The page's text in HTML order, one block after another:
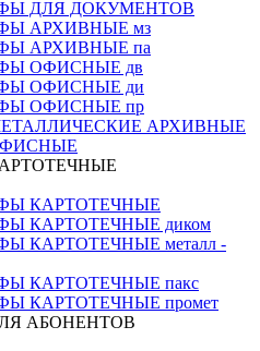
ДЛЯ ДОКУМЕНТОВ
АРХИВНЫЕ мз
АРХИВНЫЕ па
ОФИСНЫЕ дв
ОФИСНЫЕ ди
ОФИСНЫЕ пр
АРХИВНЫЕ
КАРТОТЕЧНЫЕ
КАРТОТЕЧНЫЕ диком
КАРТОТЕЧНЫЕ металл -
КАРТОТЕЧНЫЕ пакс
КАРТОТЕЧНЫЕ промет
АБОНЕНТОВ